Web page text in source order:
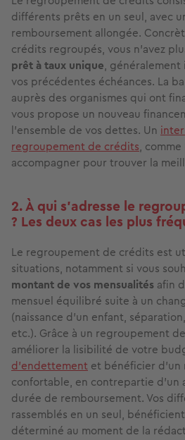
différents prêts en un seul, avec
remboursement allongée.
crédits regroupés, vous n’avez
prêt à taux unique,
vos précédentes échéances. La
auprès des organismes qui ont
vous propose un nouveau
l’ensemble de vos dettes. Un
regroupement de crédits,
accompagner pour trouver la
2. À qui s’adresse le
? Les deux cas les plus
Le regroupement de crédits est
situations, notamment si vous
montant de vos mensualités afin
mensuel équilibré suite à un
(naissance d’un enfant,
etc.). Grâce à un regroupement
améliorer la lisibilité de votre
d’endettement et bénéficier
confortable, en contrepartie d’un
durée de remboursement. Vos
rassemblés en un seul,
déterminé au moment de la